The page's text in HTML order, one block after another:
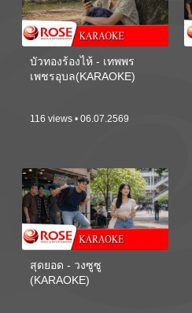
บัวทองร้องไห้ - เทพพร
เพชรอุบล(KARAOKE)
116 views • 06.07.2569
สุดยอด - วงซูซู
(KARAOKE)